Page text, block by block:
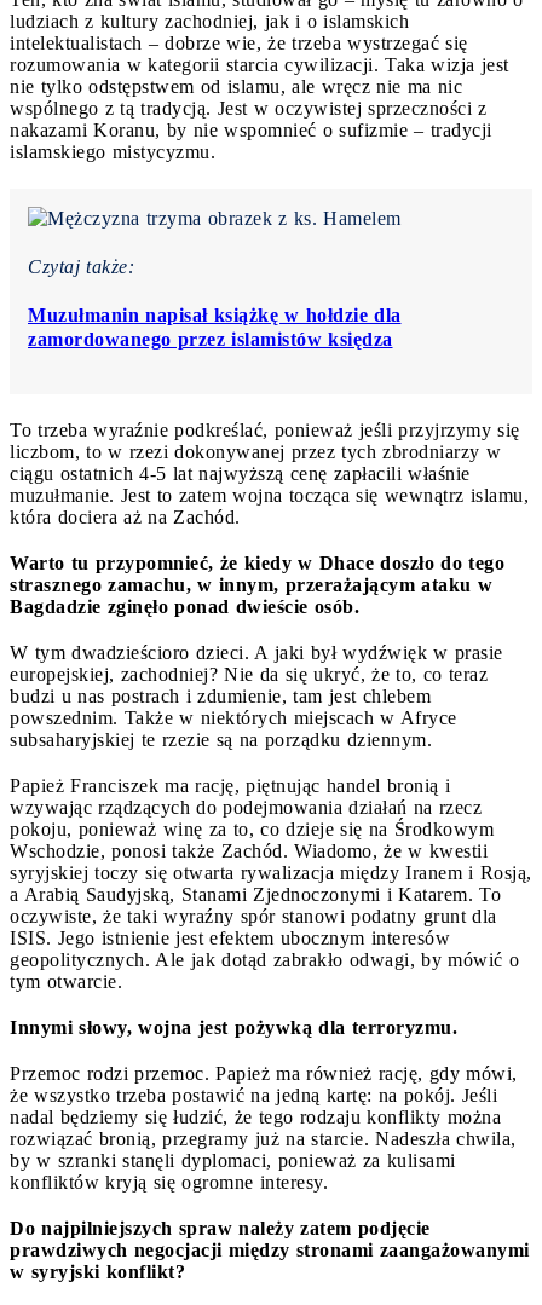
ludziach z kultury zachodniej, jak i o islamskich
intelektualistach – dobrze wie, że trzeba wystrzegać się
rozumowania w kategorii starcia cywilizacji. Taka wizja jest
nie tylko odstępstwem od islamu, ale wręcz nie ma nic
wspólnego z tą tradycją. Jest w oczywistej sprzeczności z
nakazami Koranu, by nie wspomnieć o sufizmie – tradycji
islamskiego mistycyzmu.
Czytaj także:
Muzułmanin napisał książkę w hołdzie dla
zamordowanego przez islamistów księdza
To trzeba wyraźnie podkreślać, ponieważ jeśli przyjrzymy się
liczbom, to w rzezi dokonywanej przez tych zbrodniarzy w
ciągu ostatnich 4-5 lat najwyższą cenę zapłacili właśnie
muzułmanie. Jest to zatem wojna tocząca się wewnątrz islamu,
która dociera aż na Zachód.
Warto tu przypomnieć, że kiedy w Dhace doszło do tego
strasznego zamachu, w innym, przerażającym ataku w
Bagdadzie zginęło ponad dwieście osób.
W tym dwadzieścioro dzieci. A jaki był wydźwięk w prasie
europejskiej, zachodniej? Nie da się ukryć, że to, co teraz
budzi u nas postrach i zdumienie, tam jest chlebem
powszednim. Także w niektórych miejscach w Afryce
subsaharyjskiej te rzezie są na porządku dziennym.
Papież Franciszek ma rację, piętnując handel bronią i
wzywając rządzących do podejmowania działań na rzecz
pokoju, ponieważ winę za to, co dzieje się na Środkowym
Wschodzie, ponosi także Zachód. Wiadomo, że w kwestii
syryjskiej toczy się otwarta rywalizacja między Iranem i Rosją,
a Arabią Saudyjską, Stanami Zjednoczonymi i Katarem. To
oczywiste, że taki wyraźny spór stanowi podatny grunt dla
ISIS. Jego istnienie jest efektem ubocznym interesów
geopolitycznych. Ale jak dotąd zabrakło odwagi, by mówić o
tym otwarcie.
Innymi słowy, wojna jest pożywką dla terroryzmu.
Przemoc rodzi przemoc. Papież ma również rację, gdy mówi,
że wszystko trzeba postawić na jedną kartę: na pokój. Jeśli
nadal będziemy się łudzić, że tego rodzaju konflikty można
rozwiązać bronią, przegramy już na starcie. Nadeszła chwila,
by w szranki stanęli dyplomaci, ponieważ za kulisami
konfliktów kryją się ogromne interesy.
Do najpilniejszych spraw należy zatem podjęcie
prawdziwych negocjacji między stronami zaangażowanymi
w syryjski konflikt?